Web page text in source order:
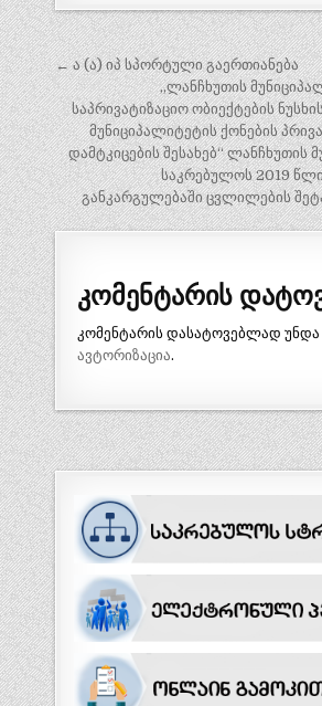
პოსტის
ნავიგაცია
← ა (ა) იპ სპორტული გაერთიანება
„ლანჩხუთის
საპრივატიზაციო ობიექტების
მუნიციპალიტეტის ქონების
დამტკიცების შესახებ“ ლანჩხუთის
საკრებულოს 2019
განკარგულებაში ცვლილების
კომენტარის
კომენტარის დასატოვებლად
ავტორიზაცია.